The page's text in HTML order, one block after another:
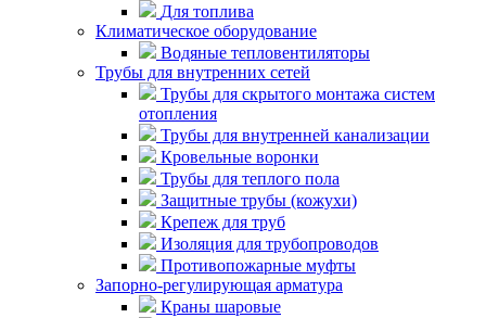
Для топлива
Климатическое оборудование
Водяные тепловентиляторы
Трубы для внутренних сетей
Трубы для скрытого монтажа систем
отопления
Трубы для внутренней канализации
Кровельные воронки
Трубы для теплого пола
Защитные трубы (кожухи)
Крепеж для труб
Изоляция для трубопроводов
Противопожарные муфты
Запорно-регулирующая арматура
Краны шаровые